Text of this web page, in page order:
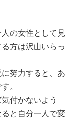
の女性として見
方は沢山いらっ
努力すると、あ
。
付かないよう
と自分一人で変